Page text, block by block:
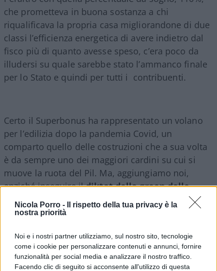
Nicola Porro -
Il rispetto della tua privacy è la
nostra priorità
Noi e i nostri partner utilizziamo, sul nostro sito, tecnologie
come i cookie per personalizzare contenuti e annunci, fornire
funzionalità per social media e analizzare il nostro traffico.
Facendo clic di seguito si acconsente all'utilizzo di questa
che prometteva in buona sostanza a chi
riqualificava la propria casa migliorandone di due
classi l’efficienza energetica di avere indietro dal
fisco più di quanto avesse speso, c’era poco da
illudersi su quale sarebbe stato l’ammanco finale
per lo Stato e quindi per tutti i contribuenti.
Certo il Superbonus ha rappresentato un volano
per l’edilizia dopo la pandemia Covid, un
comparto quello delle costruzioni che a sua volta
è da sempre uno dei maggiori cardini su cui si
muove la ruota del Pil. Ma, aggiungiamo noi,
anziché inseguire ildiktat della green delle
sirene europee per poi trovarsi con il ministero
dell’Economia che rischia di schiantarsi contro gli
in vigore a gennaio, non sarebbe stato meglio
puntare tutte le (poche) risorse disponibili sul
rischio sismico, così da mettere al sicuro le città